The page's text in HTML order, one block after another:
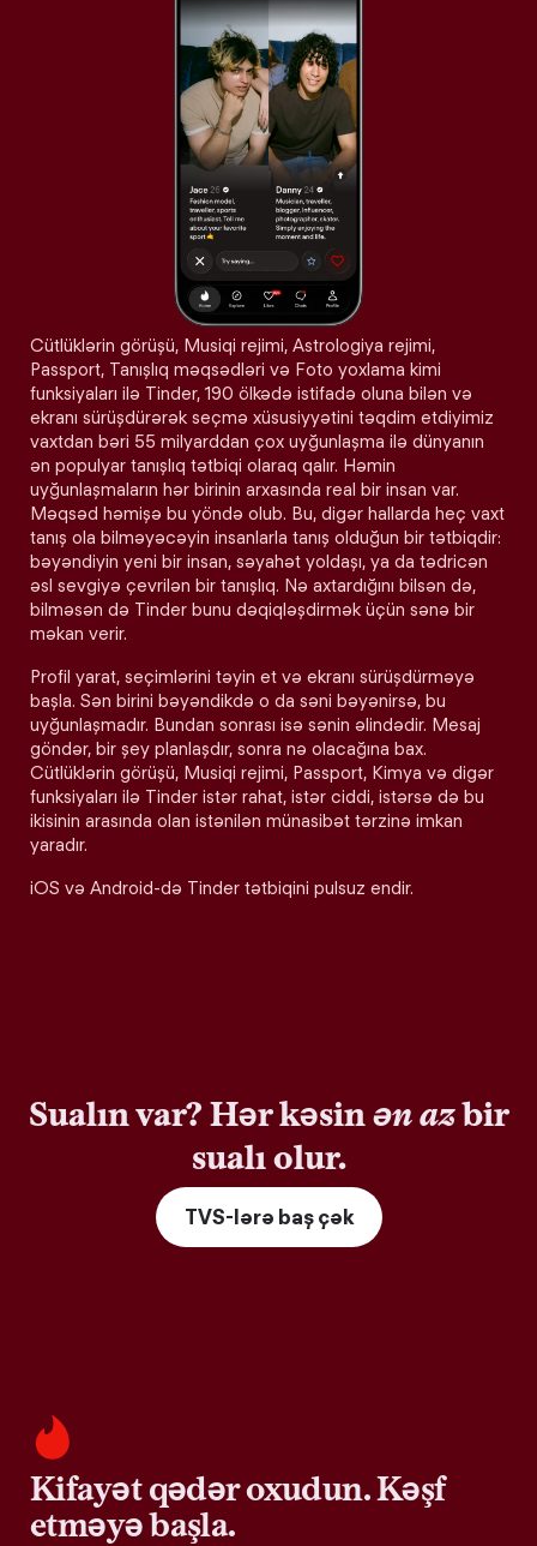
Cütlüklərin görüşü, Musiqi rejimi, Astrologiya rejimi,
Passport, Tanışlıq məqsədləri və Foto yoxlama kimi
funksiyaları ilə Tinder, 190 ölkədə istifadə oluna bilən və
ekranı sürüşdürərək seçmə xüsusiyyətini təqdim etdiyimiz
vaxtdan bəri 55 milyarddan çox uyğunlaşma ilə dünyanın
ən populyar tanışlıq tətbiqi olaraq qalır. Həmin
uyğunlaşmaların hər birinin arxasında real bir insan var.
Məqsəd həmişə bu yöndə olub. Bu, digər hallarda heç vaxt
tanış ola bilməyəcəyin insanlarla tanış olduğun bir tətbiqdir:
bəyəndiyin yeni bir insan, səyahət yoldaşı, ya da tədricən
əsl sevgiyə çevrilən bir tanışlıq. Nə axtardığını bilsən də,
bilməsən də Tinder bunu dəqiqləşdirmək üçün sənə bir
məkan verir.
Profil yarat, seçimlərini təyin et və ekranı sürüşdürməyə
başla. Sən birini bəyəndikdə o da səni bəyənirsə, bu
uyğunlaşmadır. Bundan sonrası isə sənin əlindədir. Mesaj
göndər, bir şey planlaşdır, sonra nə olacağına bax.
Cütlüklərin görüşü, Musiqi rejimi, Passport, Kimya və digər
funksiyaları ilə Tinder istər rahat, istər ciddi, istərsə də bu
ikisinin arasında olan istənilən münasibət tərzinə imkan
yaradır.
iOS və Android-də Tinder tətbiqini pulsuz endir.
Sualın var? Hər kəsinən azbir
sualı olur.
TVS-lərə baş çək
Kifayət qədər oxudun. Kəşf
etməyə başla.